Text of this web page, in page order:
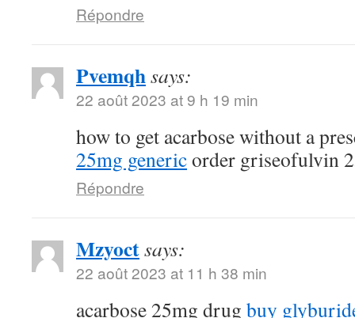
Répondre
Pvemqhsays:
22 août 2023 at 9 h 19 min
how to get acarbose without a
25mg genericorder griseofulvin
Répondre
Mzyoctsays:
22 août 2023 at 11 h 38 min
acarbose 25mg drug buy